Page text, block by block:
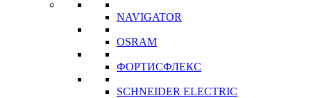
NAVIGATOR
OSRAM
ФОРТИСФЛЕКС
SCHNEIDER ELECTRIC